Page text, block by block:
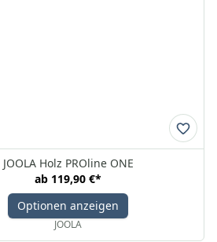
JOOLA Holz PROline ONE
ab 119,90 €*
Optionen anzeigen
JOOLA